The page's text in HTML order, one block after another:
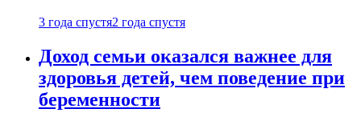
3 года спустя2 года спустя
Доход семьи оказался важнее для
здоровья детей, чем поведение при
беременности